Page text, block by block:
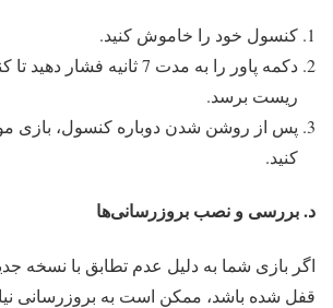
کنسول خود را خاموش کنید.
دکمه پاور را به مدت 7 ثانیه
ریست برسد.
پس از روشن شدن دوباره کنسول، بازی
کنید.
د. بررسی و نصب بروزرسانی‌ها
اگر بازی شما به دلیل عدم تطابق با نسخه
قفل شده باشد، ممکن است به بروزرسانی